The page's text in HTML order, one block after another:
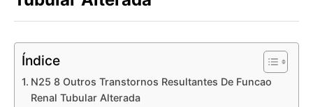
Índice
N25 8 Outros Transtornos Resultantes De Funcao
Renal Tubular Alterada